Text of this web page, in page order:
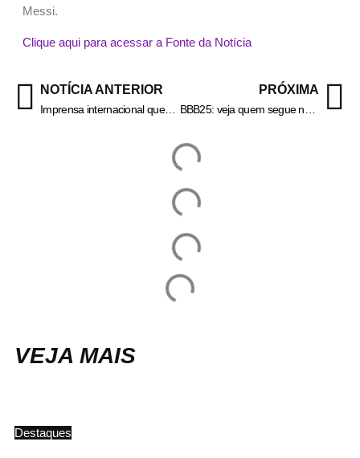
Messi.
Clique aqui para acessar a Fonte da Notícia
NOTÍCIA ANTERIOR
Imprensa internacional questiona atuação de Alexandre de Moraes
PRÓXIMA
BBB25: veja quem segue na disputa da Prova do Finalista
VEJA MAIS
Destaques